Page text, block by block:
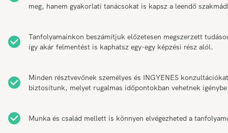
meg, hanem gyakorlati tanácsokat is kapsz a leendő
Tanfolyamainkon beszámítjuk előzetesen megszerzett
így akár felmentést is kaphatsz egy-egy képzési rész alól.
Minden résztvevőnek személyes és INGYENES konzultációkat
biztosítunk, melyet rugalmas időpontokban vehetnek
Munka és család mellett is könnyen elvégezheted a